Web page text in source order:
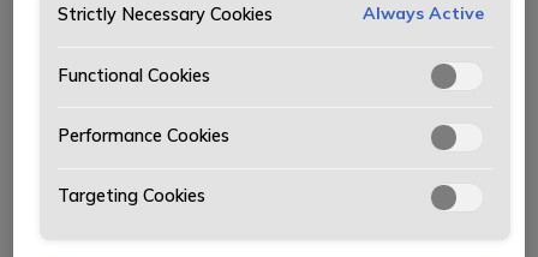
Skal du kjøpe bruktbil?
Velkommen til et sikkert bruktbilkjøp hos
Bertel O. Steen på Kalbakken. Vi har alltid
Strictly Necessary Cookies Always Active
Functional Cookies
Performance Cookies
Targeting Cookies